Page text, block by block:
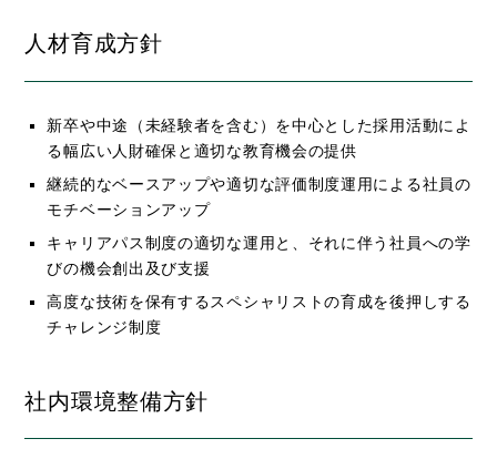
人材育成方針
新卒や中途（未経験者を含む）を中心とした採用活動によ
る幅広い人財確保と適切な教育機会の提供
継続的なベースアップや適切な評価制度運用による社員の
モチベーションアップ
キャリアパス制度の適切な運用と、それに伴う社員への学
びの機会創出及び支援
高度な技術を保有するスペシャリストの育成を後押しする
チャレンジ制度
社内環境整備方針